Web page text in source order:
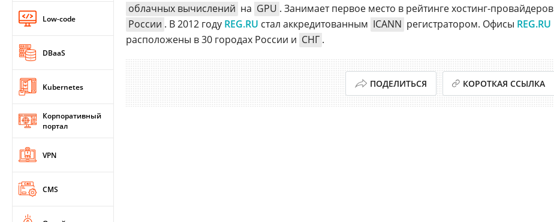
Low-code
DBaaS
Kubernetes
Корпоративный
портал
VPN
CMS
облачных вычислений на GPU . Занимает первое место в рейтинге хостинг-провайдеров
России . В 2012 году REG.RU стал аккредитованным ICANN регистратором. Офисы REG.RU
расположены в 30 городах России и СНГ .
ПОДЕЛИТЬСЯ КОРОТКАЯ ССЫЛКА